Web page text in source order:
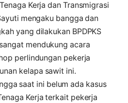
Kerja dan Transmigrasi
mengaku bangga dan
yang dilakukan BPDPKS
mendukung acara
perlindungan pekerja
kelapa sawit ini.
saat ini belum ada kasus
Kerja terkait pekerja